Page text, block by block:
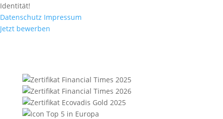
Identität!
Datenschutz Impressum
Jetzt bewerben